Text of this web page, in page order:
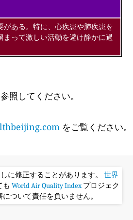
ある。特に、心疾患や肺疾患を
って激しい活動を避け静かに過
照してください。
をご覧ください。
に修正することがあります。 世界
も World Air Quality Indexプロジェク
ついて責任を負いません。